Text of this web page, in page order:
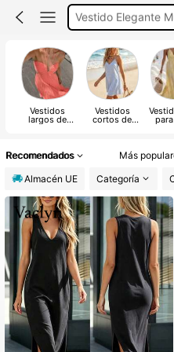
Vestido Largos
Vestidos
Vestidos
largos de
Vestidos
cortos de
Recomendados Más
Almacén UE
Categoría